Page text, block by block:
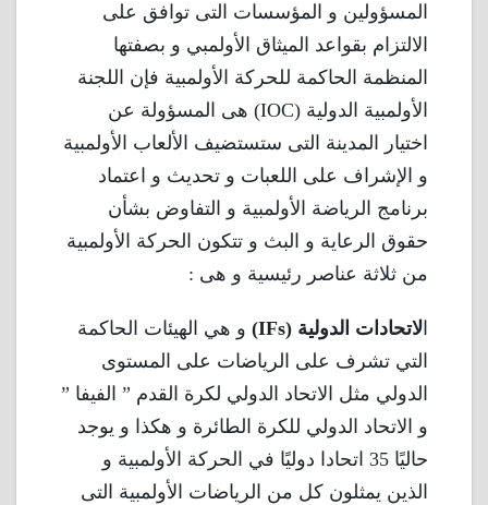
المسؤولين و المؤسسات التى توافق على
الالتزام بقواعد الميثاق الأولمبي و بصفتها
المنظمة الحاكمة للحركة الأولمبية فإن اللجنة
الأولمبية الدولية (IOC) هى المسؤولة عن
اختيار المدينة التى ستستضيف الألعاب الأولمبية
و الإشراف على اللعبات و تحديث و اعتماد
برنامج الرياضة الأولمبية و التفاوض بشأن
حقوق الرعاية و البث و تتكون الحركة الأولمبية
من ثلاثة عناصر رئيسية و هى :
لاتحادات الدولية (IFs)
و هي الهيئات الحاكمة
التي تشرف على الرياضات على المستوى
الدولي مثل الاتحاد الدولي لكرة القدم ” الفيفا ”
و الاتحاد الدولي للكرة الطائرة و هكذا و يوجد
حاليًا 35 اتحادا دوليًا في الحركة الأولمبية و
الذين يمثلون كل من الرياضات الأولمبية التى